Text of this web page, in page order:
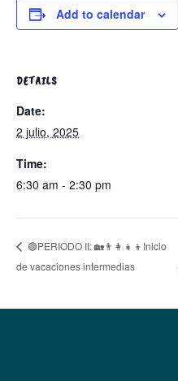
Add to calendar
DETAILS
Date:
2 julio, 2025
Time:
6:30 am - 2:30 pm
🟢PERIODO II: 🏡👨‍👩‍👧‍👦Inicio
de vacaciones intermedias